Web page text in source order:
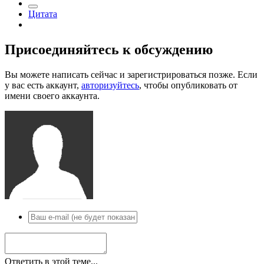
Цитата
Присоединяйтесь к обсуждению
Вы можете написать сейчас и зарегистрироваться позже. Если
у вас есть аккаунт, авторизуйтесь, чтобы опубликовать от
имени своего аккаунта.
Ответить в этой теме...